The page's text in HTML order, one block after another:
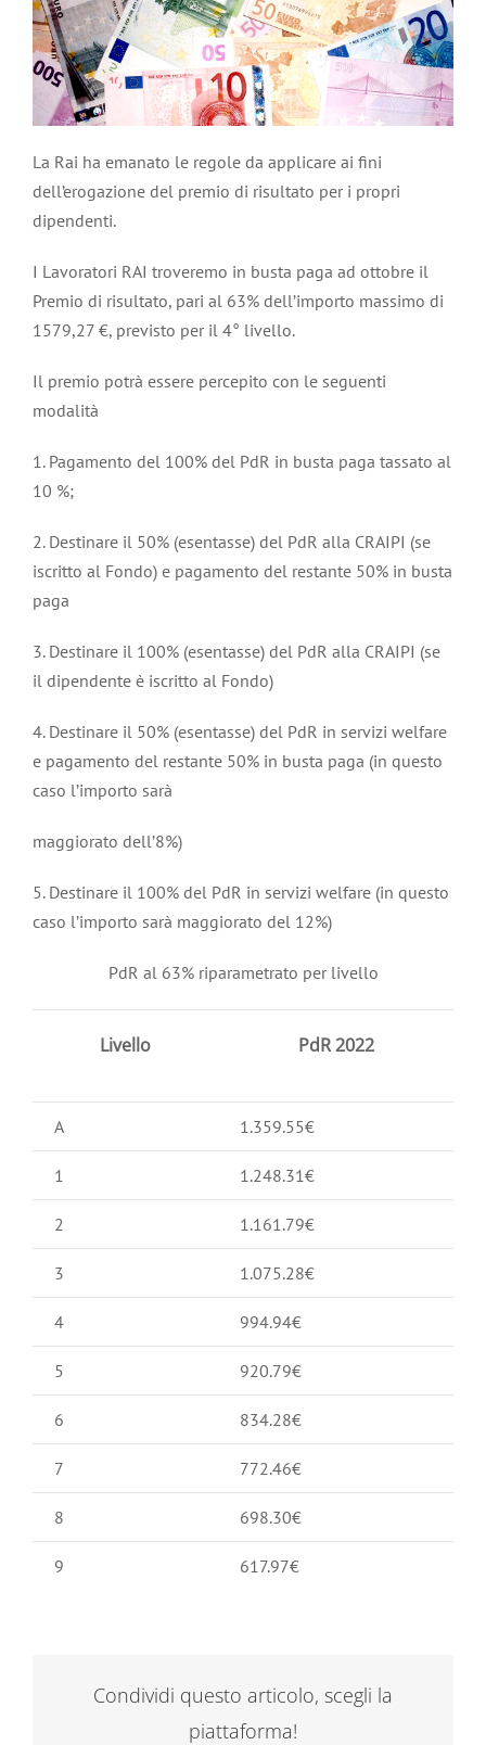
La Rai ha emanato le regole da applicare ai fini
dell’erogazione del premio di risultato per i propri
dipendenti.
I Lavoratori RAI troveremo in busta paga ad ottobre il
Premio di risultato, pari al 63% dell’importo massimo di
1579,27 €, previsto per il 4° livello.
Il premio potrà essere percepito con le seguenti
modalità
1. Pagamento del 100% del PdR in busta paga tassato al
10 %;
2. Destinare il 50% (esentasse) del PdR alla CRAIPI (se
iscritto al Fondo) e pagamento del restante 50% in busta
paga
3. Destinare il 100% (esentasse) del PdR alla CRAIPI (se
il dipendente è iscritto al Fondo)
4. Destinare il 50% (esentasse) del PdR in servizi welfare
e pagamento del restante 50% in busta paga (in questo
caso l’importo sarà
maggiorato dell’8%)
5. Destinare il 100% del PdR in servizi welfare (in questo
caso l’importo sarà maggiorato del 12%)
PdR al 63% riparametrato per livello
Livello PdR 2022
A 1.359.55€
1 1.248.31€
2 1.161.79€
3 1.075.28€
4 994.94€
5 920.79€
6 834.28€
7 772.46€
8 698.30€
9 617.97€
Condividi questo articolo, scegli la
piattaforma!